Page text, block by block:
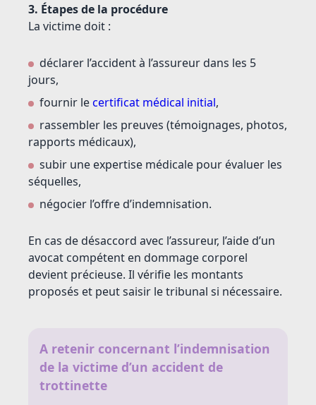
3. Étapes de la procédure
La victime doit :
déclarer l’accident à l’assureur dans les 5
jours,
fournir lecertificat médical initial,
rassembler les preuves (témoignages, photos,
rapports médicaux),
subir une expertise médicale pour évaluer les
séquelles,
négocier l’offre d’indemnisation.
En cas de désaccord avec l’assureur, l’aide d’un
avocat compétent en dommage corporel
devient précieuse. Il vérifie les montants
proposés et peut saisir le tribunal si nécessaire.
A retenir concernant l’indemnisation
de la victime d’un accident de
trottinette